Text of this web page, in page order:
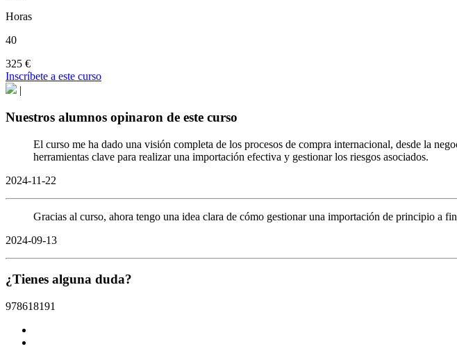
Horas
40
325 €
Inscríbete a este curso
|
Nuestros alumnos opinaron de este curso
El curso me ha dado una visión completa de los procesos de compra internacional, desde la
herramientas clave para realizar una importación efectiva y gestionar los riesgos asociados.
2024-11-22
Gracias al curso, ahora tengo una idea clara de cómo gestionar una importación de principio a
2024-09-13
¿Tienes alguna duda?
978618191